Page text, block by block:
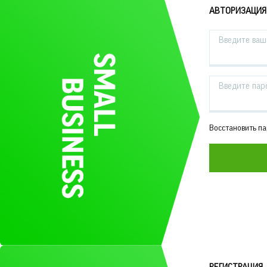
АВТОРИЗАЦИЯ
Введите
Введите
Восстановить